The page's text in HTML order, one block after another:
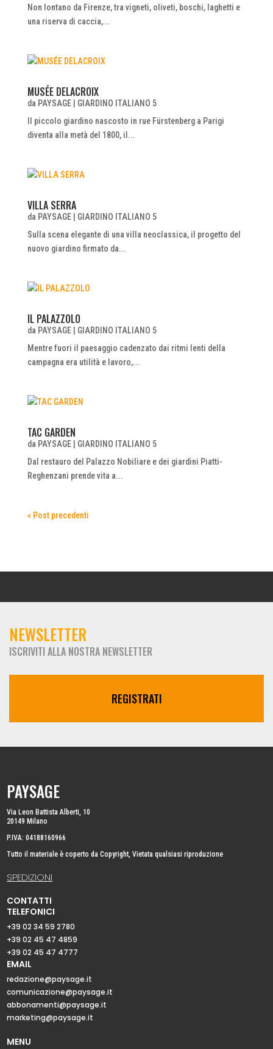
Non lontano da Firenze, tra vigneti, oliveti, boschi, laghetti e
una riserva di caccia,...
MUSÉE DELACROIX
da PAYSAGE| GIARDINO ITALIANO 5
Il piccolo giardino nascosto in rue Fürstenberg a Parigi
diventa alla metà del 1800, il...
VILLA SERRA
da PAYSAGE| GIARDINO ITALIANO 5
Sulla scena elegante di una villa neoclassica, il progetto del
nuovo giardino firmato da...
IL PALAZZOLO
da PAYSAGE| GIARDINO ITALIANO 5
Mentre fuori il paesaggio cadenzato dai ritmi lenti della
campagna era utilità e lavoro,...
TAC GARDEN
da PAYSAGE| GIARDINO ITALIANO 5
Dal restauro del Palazzo Nobiliare e dei giardini Piatti-
Reghenzani prende vita a...
« Post precedenti
NEWSLETTER
ISCRIVITI ALLA NOSTRA NEWSLETTER
REGISTRATI
PAYSAGE
Via Leon Battista Alberti, 10
20149 Milano
P.IVA: 04188160966
Tutto il materiale è coperto da Copyright, Vietata qualsiasi riproduzione
SPEDIZIONI
CONTATTI
TELEFONICI
+39 02 34 59 2780
+39 02 45 47 4859
+39 02 45 47 4777
EMAIL
redazione@paysage.it
comunicazione@paysage.it
abbonamenti@paysage.it
marketing@paysage.it
MENU